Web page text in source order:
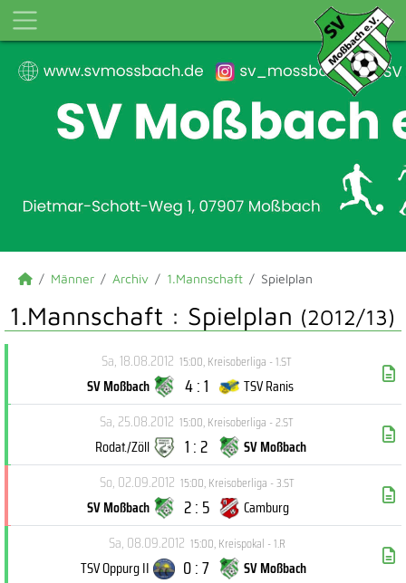
Männer Archiv 1.Mannschaft Spielplan
1.Mannschaft : Spielplan (2012/13)
Sa, 18.08.2012 15:00,Kreisoberliga - 1.ST
SV Moßbach 4 : 1
TSV Ranis
Sa, 25.08.2012 15:00,Kreisoberliga - 2.ST
Rodat./Zöll 1 : 2
SV Moßbach
So, 02.09.2012 15:00,Kreisoberliga - 3.ST
SV Moßbach 2 : 5
Camburg
Sa, 08.09.2012 15:00,Kreispokal - 1.R
TSV Oppurg II 0 : 7
SV Moßbach